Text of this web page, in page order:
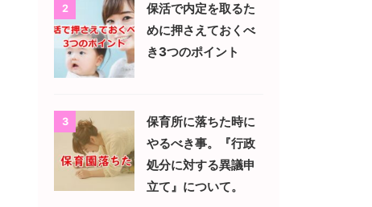
2
保活で内定を取るた
めに押さえておくべ
き3つのポイント
3
保育所に落ちた時に
やるべき事。『行政
処分に対する異議申
立て』について。